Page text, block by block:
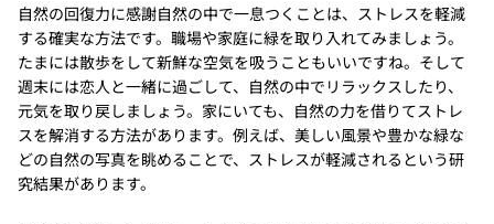
自然の回復力に感謝自然の中で一息つくことは、ストレスを軽減
する確実な方法です。職場や家庭に緑を取り入れてみましょう。
たまには散歩をして新鮮な空気を吸うこともいいですね。そして
週末には恋人と一緒に過ごして、自然の中でリラックスしたり、
元気を取り戻しましょう。家にいても、自然の力を借りてストレ
スを解消する方法があります。例えば、美しい風景や豊かな緑な
どの自然の写真を眺めることで、ストレスが軽減されるという研
究結果があります。